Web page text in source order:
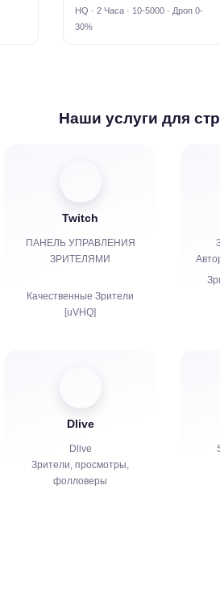
HQ · 2 Часа · 10-5000 · Дроп 0-
30%
Наши услуги для
Twitch
ПАНЕЛЬ УПРАВЛЕНИЯ
ЗРИТЕЛЯМИ
Качественные Зрители
[uVHQ]
Фолловеры
Битсы | Платные подписки
| Праймы
Dlive
Dlive
Зрители, просмотры,
фолловеры